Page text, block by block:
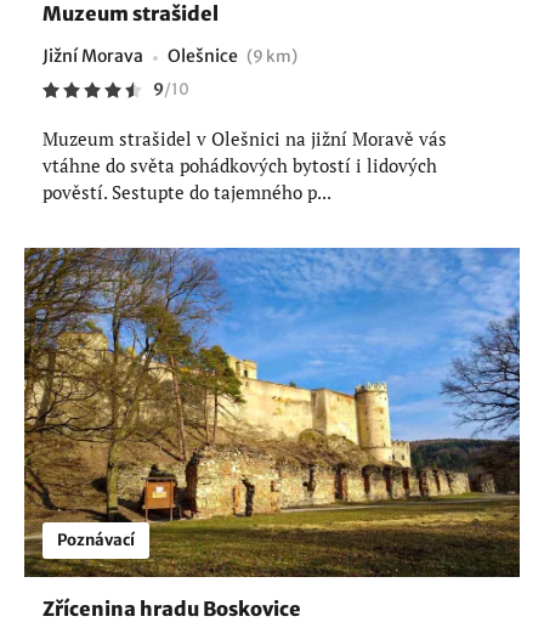
Muzeum strašidel
Jižní Morava Olešnice (9 km)
9/10
Muzeum strašidel v Olešnici na jižní Moravě vás
vtáhne do světa pohádkových bytostí i lidových
pověstí. Sestupte do tajemného p...
Poznávací
Zřícenina hradu Boskovice